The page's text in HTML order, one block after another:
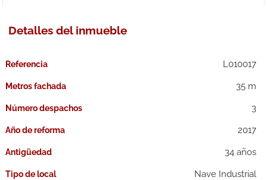
Detalles del inmueble
Referencia L010017
Metros fachada 35 m
Número despachos 3
Año de reforma 2017
Antigüedad 34 años
Tipo de local Nave Industrial